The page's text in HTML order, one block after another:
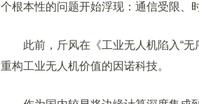
个根本性的问题开始浮现：通信受限、
此前，斤风在《工业无人机陷入“无
重构工业无人机价值的因诺科技。